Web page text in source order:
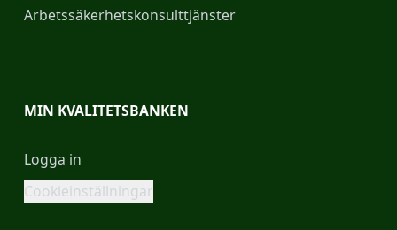
Arbetssäkerhetskonsulttjänster
MIN KVALITETSBANKEN
Logga in
Cookieinställningar